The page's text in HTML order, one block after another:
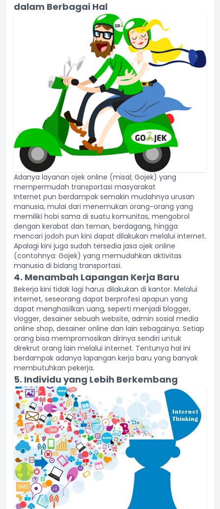
dalam Berbagai Hal
Adanya layanan ojek online (misal; Gojek) yang
mempermudah transportasi masyarakat
Internet pun berdampak semakin mudahnya urusan
manusia, mulai dari menemukan orang-orang yang
memiliki hobi sama di suatu komunitas, mengobrol
dengan kerabat dan teman, berdagang, hingga
mencari jodoh pun kini dapat dilakukan melalui internet.
Apalagi kini juga sudah tersedia jasa ojek online
(contohnya: Gojek) yang memudahkan aktivitas
manusia di bidang transportasi.
4. Menambah Lapangan Kerja Baru
Bekerja kini tidak lagi harus dilakukan di kantor. Melalui
internet, seseorang dapat berprofesi apapun yang
dapat menghasilkan uang, seperti menjadi blogger,
vlogger, desainer sebuah website, admin sosial media
online shop, desainer online dan lain sebagainya. Setiap
orang bisa mempromosikan dirinya sendiri untuk
direkrut orang lain melalui internet. Tentunya hal ini
berdampak adanya lapangan kerja baru yang banyak
membutuhkan pekerja.
5. Individu yang Lebih Berkembang